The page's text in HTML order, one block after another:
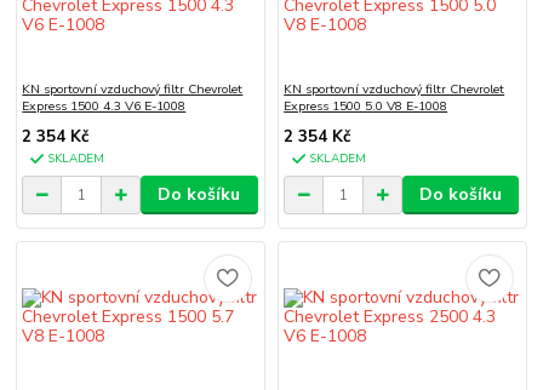
KN sportovní vzduchový filtr Chevrolet
Express 1500 4.3 V6 E-1008
2 354 Kč
SKLADEM
Do košíku
KN sportovní vzduchový filtr Chevrolet
Express 1500 5.0 V8 E-1008
2 354 Kč
SKLADEM
Do košíku